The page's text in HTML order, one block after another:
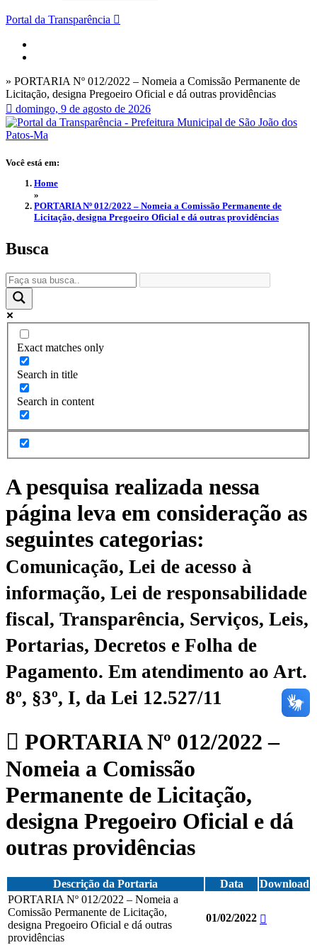
Portal da Transparência
» PORTARIA Nº 012/2022 – Nomeia a Comissão Permanente de
Licitação, designa Pregoeiro Oficial e dá outras providências
domingo, 9 de agosto de 2026
Você está em:
Home
»
PORTARIA Nº 012/2022 – Nomeia a Comissão Permanente de
Licitação, designa Pregoeiro Oficial e dá outras providências
Busca
Exact matches only
Search in title
Search in content
A pesquisa realizada nessa
página leva em consideração as
seguintes categorias:
Comunicação, Lei de acesso à
informação, Lei de responsabilidade
fiscal, Transparência, Serviços, Leis,
Portarias, Decretos e Folha de
Pagamento. Em atendimento ao Art.
8º, §3º, I, da Lei 12.527/11
PORTARIA Nº 012/2022 –
Nomeia a Comissão
Permanente de Licitação,
designa Pregoeiro Oficial e dá
outras providências
Descrição da Portaria Data
Download
PORTARIA Nº 012/2022 – Nomeia a
Comissão Permanente de Licitação,
designa Pregoeiro Oficial e dá outras
providências
01/02/2022